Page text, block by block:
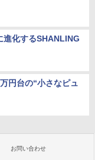
進化するSHANLING
円台の“小さなピュ
お問い合わせ